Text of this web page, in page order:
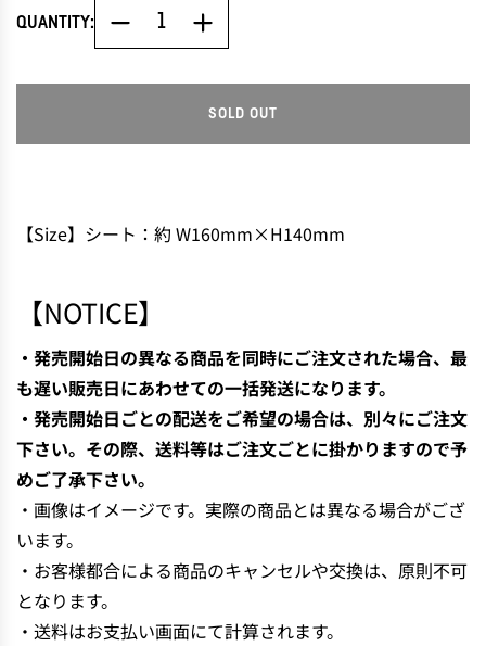
QUANTITY:
SOLD OUT
O
N
【Size】シート：約 W160mm×H140mm
【NOTICE】
・発売開始日の異なる商品を同時にご注文された場合、最
も遅い販売日にあわせての一括発送になります。
・発売開始日ごとの配送をご希望の場合は、別々にご注文
下さい。その際、送料等はご注文ごとに掛かりますので予
めご了承下さい。
・画像はイメージです。実際の商品とは異なる場合がござ
います。
・お客様都合による商品のキャンセルや交換は、原則不可
となります。
・送料はお支払い画面にて計算されます。